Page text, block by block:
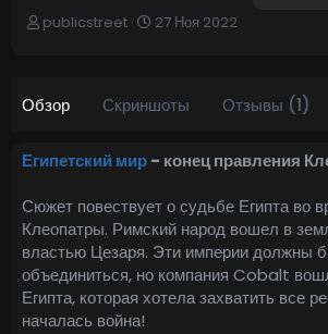
А
р
publicstreet
Д
с
д
и
я
27 Ноя 2022
Обзор Скриншоты Отзывы (1)
Египетский мир- конец правления
Сюжет повествует о судьбе Египта во
Клеопатры. Римский народ вошел в
властью Цезаря. Эти империи должны
объединиться, но компания Cobalt
Египта, которая хотела захватить все
началась война!